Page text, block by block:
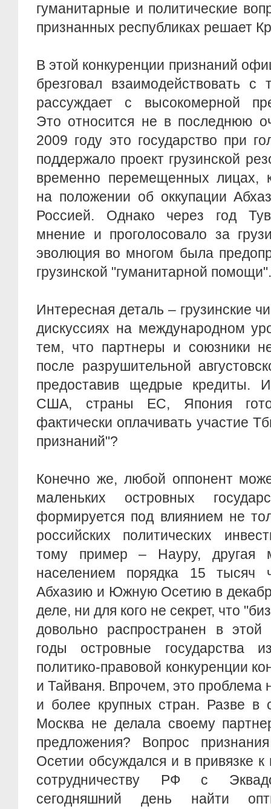
гуманитарные и политические
признанных республиках решает
В этой конкуренции признаний
брезговал взаимодействовать
рассуждает с высокомерной
Это относится не в последнюю
2009 году это государство при
поддержало проект грузинской
временно перемещенных лицах,
на положении об оккупации
Россией. Однако через год
мнение и проголосовало за
эволюция во многом была
грузинской "гуманитарной помощи".
Интересная деталь – грузинские
дискуссиях на международном
тем, что партнеры и союзники
после разрушительной
предоставив щедрые кредиты.
США, страны ЕС, Япония
фактически оплачивать участие
признаний"?
Конечно же, любой оппонент
маленьких островных
формируется под влиянием не
российских политических
тому пример – Науру, другая
населением порядка 15 тысяч
Абхазию и Южную Осетию в
деле, ни для кого не секрет, что
довольно распространен в
годы островные государства
политико-правовой конкуренции
и Тайваня. Впрочем, это проблема
и более крупных стран. Разве в
Москва не делала своему
предложения? Вопрос
Осетии обсуждался и в привязке к
сотрудничеству РФ с
сегодняшний день найти